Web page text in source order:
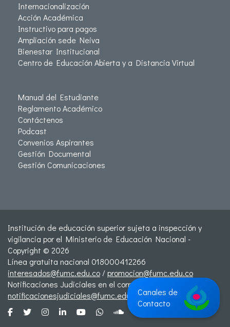
Internacionalización
Acción Académica
Instructivo para pagos
Ampliación sede Neiva
Bienestar Institucional
Centro de Educación Abierta y a Distancia Virtual
Manual del Estudiante
Reglamento Académico
Contáctenos
Podcast
Convenios Aspirantes
Gestión Documental
Gestión Comunicaciones
Institución de educación superior sujeta a inspección y
vigilancia por el Ministerio de Educación Nacional -
Copyright © 2026
Línea gratuita nacional 018000412266
interesados@fumc.edu.co /promocion@fumc.edu.co
Notificaciones Judiciales en el correo:
notificacionesjudiciales@fumc.edu.coCanales de
Contacto